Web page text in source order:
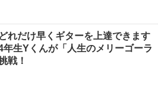
れだけ早くギターを上達できます
年生Yくんが「人生のメリーゴーラ
戦！